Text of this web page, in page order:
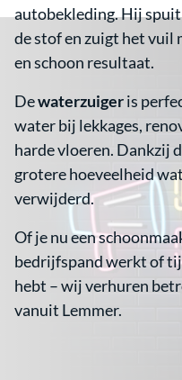
Verwarming
Catering
Bruiloft
Spellen
Stroom
Reiniging
autobekleding. Hij
de stof en zuigt het vuil
en schoon resultaat.
Dewaterzuigeris
water bij lekkages,
harde vloeren. Dankzij
grotere hoeveelheid
verwijderd.
Of je nu een
bedrijfspand werkt of
hebt – wij verhuren
vanuit Lemmer.